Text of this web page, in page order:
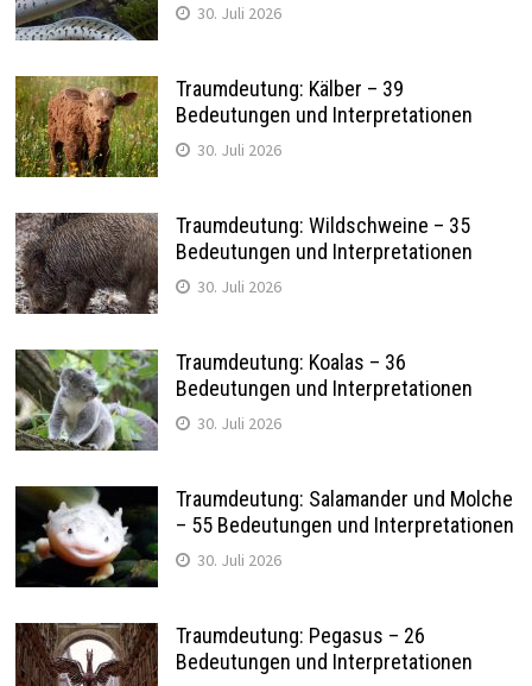
30. Juli 2026
Traumdeutung: Kälber – 39
Bedeutungen und Interpretationen
30. Juli 2026
Traumdeutung: Wildschweine – 35
Bedeutungen und Interpretationen
30. Juli 2026
Traumdeutung: Koalas – 36
Bedeutungen und Interpretationen
30. Juli 2026
Traumdeutung: Salamander und Molche
– 55 Bedeutungen und Interpretationen
30. Juli 2026
Traumdeutung: Pegasus – 26
Bedeutungen und Interpretationen